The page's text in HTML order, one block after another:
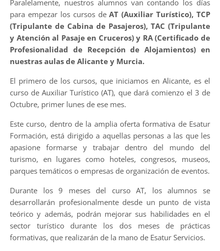
Paralelamente, nuestros alumnos van contando los días
para empezar los cursos deAT (Auxiliar Turístico), TCP
(Tripulante de Cabina de Pasajeros), TAC (Tripulante
y Atención al Pasaje en Cruceros) y RA (Certificado de
Profesionalidad de Recepción de Alojamientos) en
nuestras aulas de Alicante y Murcia.
El primero de los cursos, que iniciamos en Alicante, es el
curso de Auxiliar Turístico (AT), que dará comienzo el 3 de
Octubre, primer lunes de ese mes.
Este curso, dentro de la amplia oferta formativa de Esatur
Formación, está dirigido a aquellas personas a las que les
apasione formarse y trabajar dentro del mundo del
turismo, en lugares como hoteles, congresos, museos,
parques temáticos o empresas de organización de eventos.
Durante los 9 meses del curso AT, los alumnos se
desarrollarán profesionalmente desde un punto de vista
teórico y además, podrán mejorar sus habilidades en el
sector turístico durante los dos meses de prácticas
formativas, que realizarán de la mano de Esatur Servicios.